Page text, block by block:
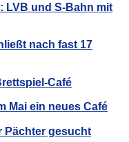
LVB und S-Bahn mit
nach fast 17
Café
Mai ein neues Café
Pächter gesucht